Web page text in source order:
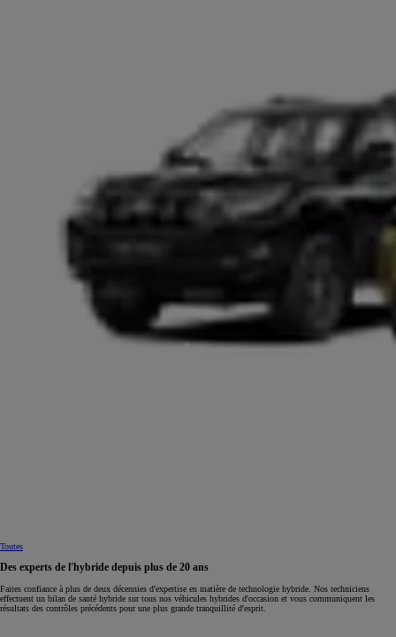
Toutes
Des experts de l'hybride depuis plus de 20 ans
Faites confiance à plus de deux décennies d'expertise en matière de technologie hybride. Nos techniciens
effectuent un bilan de santé hybride sur tous nos véhicules hybrides d'occasion et vous communiquent les
résultats des contrôles précédents pour une plus grande tranquillité d'esprit.